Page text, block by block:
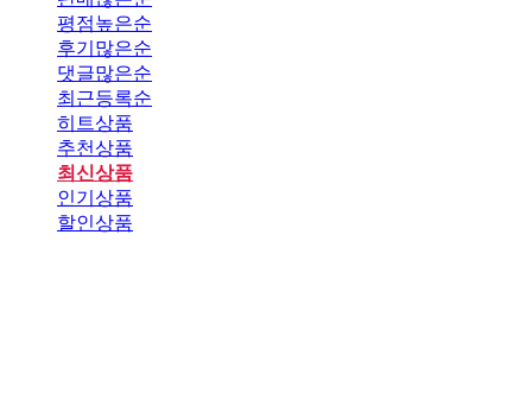
평점높은순
후기많은순
댓글많은순
최근등록순
히트상품
추천상품
최신상품
인기상품
할인상품